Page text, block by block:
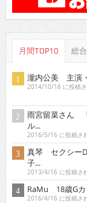
月間TOP10 総
瀧内公美 主演
2014/10/16 に投稿
雨宮留菜さん
ル...
2016/5/16 に投稿さ
真琴 セクシー
子...
2013/4/16 に投稿さ
RaMu 18歳Gカ
2016/4/16 に投稿さ